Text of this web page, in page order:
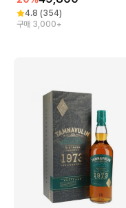
4.8 (354)
구매 3,000+